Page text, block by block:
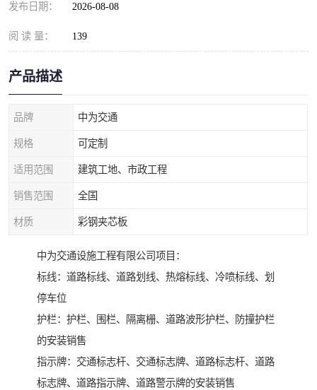
发布日期： 2026-08-08
阅 读 量： 139
产品描述
品牌 中为交通
规格 可定制
适用范围 建筑工地、市政工程
销售范围 全国
材质 彩钢夹芯板
中为交通设施工程有限公司项目：
标线：道路标线、道路划线、热熔标线、冷喷标线、划
停车位
护栏：护栏、围栏、隔离栅、道路波形护栏、防撞护栏
的安装销售
指示牌：交通标志杆、交通标志牌、道路标志杆、道路
标志牌、道路指示牌、道路警示牌的安装销售